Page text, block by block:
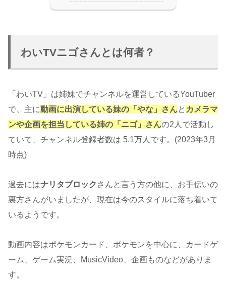
わいTVニゴさんとは何者？
「わいTV」は姉妹でチャンネルを運営しているYouTuber
で、主に動画に出演している妹の「やな」さんと カメラマ
ンや企画を担当している姉の「ニゴ」さんの2人で活動し
ていて、チャンネル登録者数は 5.1万人です。(2023年3月
時点)
過去にはナリタブロック さんと言う方の他に、お手伝いの
裏方さんがいましたが、現在は今のスタイルに落ち着いて
いるようです。
動画内容はポケモンカード、ポケモンを中心に、カードゲ
ーム、ゲーム実況、MusicVideo、企画ものなどがありま
す。